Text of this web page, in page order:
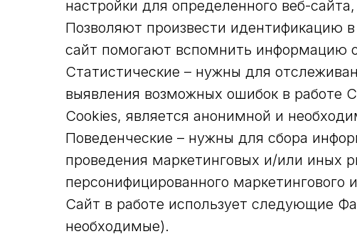
настройки для определенного веб-
Позволяют произвести идентификацию
сайт помогают вспомнить информацию
Статистические – нужны для
выявления возможных ошибок в работе
Cookies, является анонимной и
Поведенческие – нужны для сбора
проведения маркетинговых и/или иных
персонифицированного маркетингового
Сайт в работе использует следующие
необходимые).